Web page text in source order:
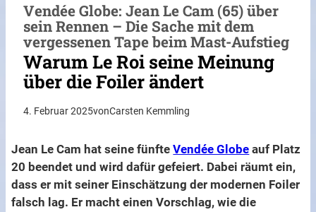
Vendée Globe: Jean Le Cam (65) über
sein Rennen – Die Sache mit dem
vergessenen Tape beim Mast-Aufstieg
Warum Le Roi seine Meinung
über die Foiler ändert
4. Februar 2025vonCarsten Kemmling
Jean Le Cam hat seine fünfteVendée Globe auf Platz
20 beendet und wird dafür gefeiert. Dabei räumt ein,
dass er mit seiner Einschätzung der modernen Foiler
falsch lag. Er macht einen Vorschlag, wie die